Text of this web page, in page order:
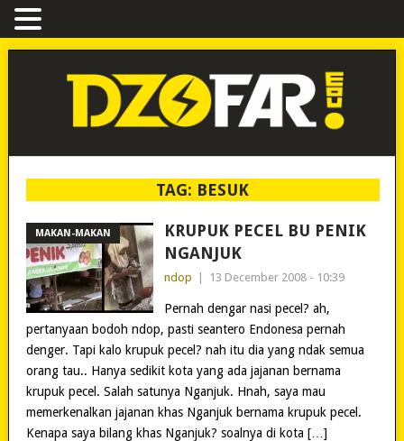
TAG: BESUK
MAKAN-MAKAN
KRUPUK PECEL BU PENIK
NGANJUK
ndop 13 December 2008 - 10:39
Pernah dengar nasi pecel? ah,
pertanyaan bodoh ndop, pasti seantero Endonesa pernah
denger. Tapi kalo krupuk pecel? nah itu dia yang ndak semua
orang tau.. Hanya sedikit kota yang ada jajanan bernama
krupuk pecel. Salah satunya Nganjuk. Hnah, saya mau
memerkenalkan jajanan khas Nganjuk bernama krupuk pecel.
Kenapa saya bilang khas Nganjuk? soalnya di kota […]